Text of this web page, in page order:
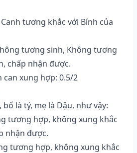
tương khắc với Bính của
tương sinh, Không tương
chấp nhận được.
xung hợp: 0.5/2
là tý, mẹ là Dậu, như vậy:
tương hợp, không xung khắc
nhận được.
tương hợp, không xung khắc